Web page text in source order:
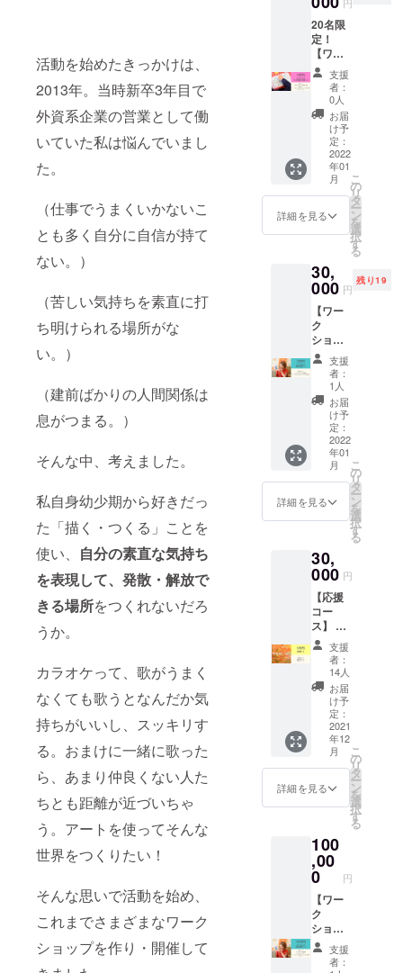
活動を始めたきっかけは、
2013年。当時新卒3年目で
外資系企業の営業として働
いていた私は悩んでいまし
た。
（仕事でうまくいかないこ
とも多く自分に自信が持て
ない。）
（苦しい気持ちを素直に打
ち明けられる場所がな
い。）
（建前ばかりの人間関係は
息がつまる。）
そんな中、考えました。
私自身幼少期から好きだっ
た「描く・つくる」ことを
使い、 自分の素直な気持ち
を表現して、発散・解放で
きる場所をつくれないだろ
うか。
カラオケって、歌がうまく
なくても歌うとなんだか気
持ちがいいし、スッキリす
る。おまけに一緒に歌った
ら、あまり仲良くない人た
ちとも距離が近づいちゃ
う。アートを使ってそんな
世界をつくりたい！
そんな思いで活動を始め、
これまでさまざまなワーク
ショップを作り・開催して
トもお
届けし
ます！
サービ
スは
2021年
12月開
講予
定。オ
ンライ
（Zoom
）にて
ます。
開催日
絡いた
しま
す。
都合の
合う日
を選ん
でご参
加くだ
さい。
また、
プロ
ジェク
トの進
捗状況
もご報
告いた
しま
す。
円
20名限
定！
【ワー
ク
ショッ
プ1カ月
受講し
放題
コー
ス】 ●
御礼
メール
●1カ月
ワーク
ショッ
●画材
セット
（A4ス
ケッチ
ブッ
ク、色
画用
紙、ク
レヨン
24色、
絵の
具、
筆、紙
パレッ
ト） ●
アート
セラ
ション
（60
験 ●オ
リジナ
ルシー
ル／名
刺サイ
ズのロ
ゴス
テッ
カー ‐‐‐
サービ
ス開始
後、オ
ンライ
ン図工
ショッ
プをい
ち早く
きる上
に、
ワーク
ショッ
プで使
支援
者：
0人
お届
け予
定：
2022
年01
月
詳細を見る
こ
の
リ
タ
ー
ン
を
選
択
す
る
30,
000 円
残り19
【ワー
ク
ショッ
プ単発
受講
コー
ス】 ●
御礼
メール
●ワーク
ショッ
プ単発1
回受講
●アート
セラ
セッ
ション
（60
分）体
験 ‐‐‐
ワーク
ショッ
プ／
2021年
12月～1
月、オ
ンライ
（Zoom
）開催
プログ
ラムの
連絡い
たしま
すの
で、ご
都合の
合う日
を選ん
でご参
加くだ
支援
者：
1人
お届
け予
定：
2022
年01
月
詳細を見る
こ
の
リ
タ
ー
ン
を
選
択
す
る
30,
000 円
【応援
コー
ス】 ●
御礼
メール
●進捗報
告メー
ル ●動
画メッ
セージ
プロ
ジェク
トをご
支援く
ださっ
謝の気
持ちを
お届け
しま
す！！
また、
プロ
ジェク
トの進
支援
者：
14人
お届
け予
定：
2021
年12
月
詳細を見る
こ
の
リ
タ
ー
ン
を
選
択
す
る
100
,00
0 円
【ワー
ク
ショッ
プ単発
受講支援
者：